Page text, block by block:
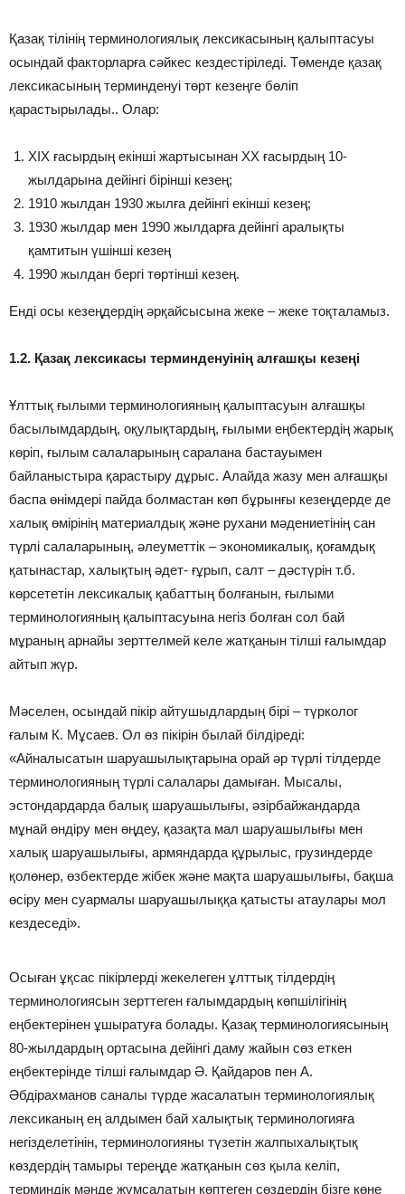
Қазақ тілінің терминологиялық лексикасының қалыптасуы
осындай факторларға сәйкес кездестіріледі. Төменде қазақ
лексикасының терминденуі төрт кезеңге бөліп
қарастырылады.. Олар:
ХІХ ғасырдың екінші жартысынан ХХ ғасырдың 10-
жылдарына дейінгі бірінші кезең;
1910 жылдан 1930 жылға дейінгі екінші кезең;
1930 жылдар мен 1990 жылдарға дейінгі аралықты
қамтитын үшінші кезең
1990 жылдан бергі төртінші кезең.
Енді осы кезеңдердің әрқайсысына жеке – жеке тоқталамыз.
1.2. Қазақ лексикасы терминденуінің алғашқы кезеңі
Ұлттық ғылыми терминологияның қалыптасуын алғашқы
басылымдардың, оқулықтардың, ғылыми еңбектердің жарық
көріп, ғылым салаларының саралана бастауымен
байланыстыра қарастыру дұрыс. Алайда жазу мен алғашқы
баспа өнімдері пайда болмастан көп бұрынғы кезеңдерде де
халық өмірінің материалдық және рухани мәдениетінің сан
түрлі салаларының, әлеуметтік – экономикалық, қоғамдық
қатынастар, халықтың әдет- ғұрып, салт – дәстүрін т.б.
көрсететін лексикалық қабаттың болғанын, ғылыми
терминологияның қалыптасуына негіз болған сол бай
мұраның арнайы зерттелмей келе жатқанын тілші ғалымдар
айтып жүр.
Мәселен, осындай пікір айтушыдлардың бірі – түрколог
ғалым К. Мұсаев. Ол өз пікірін былай білдіреді:
«Айналысатын шаруашылықтарына орай әр түрлі тілдерде
терминологияның түрлі салалары дамыған. Мысалы,
эстондардарда балық шаруашылығы, әзірбайжандарда
мұнай өндіру мен өңдеу, қазақта мал шаруашылығы мен
халық шаруашылығы, армяндарда құрылыс, грузиндерде
қолөнер, өзбектерде жібек және мақта шаруашылығы, бақша
өсіру мен суармалы шаруашылыққа қатысты атаулары мол
кездеседі».
Осыған ұқсас пікірлерді жекелеген ұлттық тілдердің
терминологиясын зерттеген ғалымдардың көпшілігінің
еңбектерінен ұшыратуға болады. Қазақ терминологиясының
80-жылдардың ортасына дейінгі даму жайын сөз еткен
еңбектерінде тілші ғалымдар Ә. Қайдаров пен А.
Әбдірахманов саналы түрде жасалатын терминологиялық
лексиканың ең алдымен бай халықтық терминологияға
негізделетінін, терминологияны түзетін жалпыхалықтық
көздердің тамыры тереңде жатқанын сөз қыла келіп,
терминдік мәнде жұмсалатын көптеген сөздердің бізге көне